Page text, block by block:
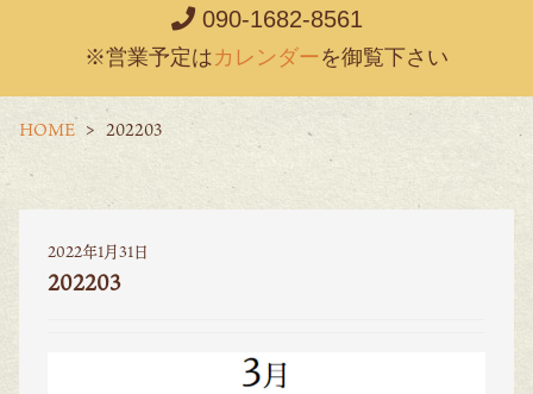
090-1682-8561
※営業予定はカレンダーを御覧下さい
HOME 202203
2022年1月31日
202203